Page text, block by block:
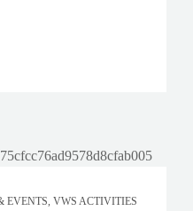
EVENTS, VWS ACTIVITIES